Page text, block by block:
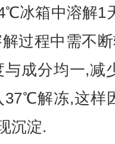
冰箱中溶解1
过程中需不
成分均一,减
解冻,这样
沉淀.